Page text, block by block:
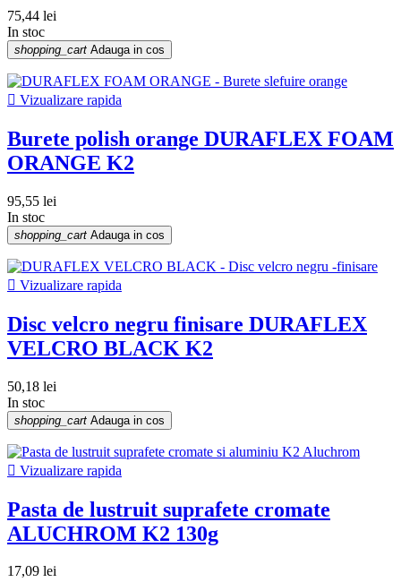
75,44 lei
In stoc
shopping_cart Adauga in cos
 Vizualizare rapida
Burete polish orange DURAFLEX FOAM
ORANGE K2
95,55 lei
In stoc
shopping_cart Adauga in cos
 Vizualizare rapida
Disc velcro negru finisare DURAFLEX
VELCRO BLACK K2
50,18 lei
In stoc
shopping_cart Adauga in cos
 Vizualizare rapida
Pasta de lustruit suprafete cromate
ALUCHROM K2 130g
17,09 lei